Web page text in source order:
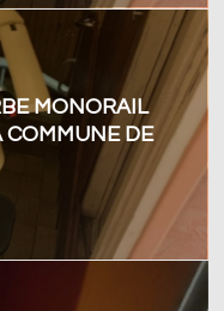
MONORAIL
COMMUNE DE